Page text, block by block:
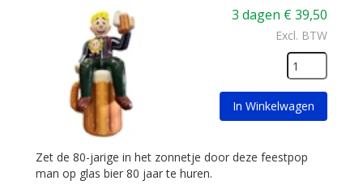
3 dagen €39,50
Excl. BTW
In Winkelwagen
Zet de 80-jarige in het zonnetje door deze feestpop
man op glas bier 80 jaar te huren.